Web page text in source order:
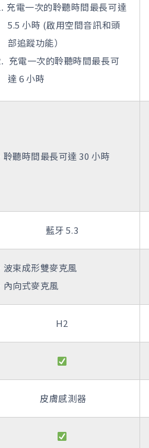
充電一次的聆聽時間最長可達
5.5 小時 (啟用空間音訊和頭
部追蹤功能）
充電一次的聆聽時間最長可
達 6 小時
聆聽時間最長可達 30 小時
藍牙 5.3
波束成形雙麥克風
內向式麥克風
H2
皮膚感測器